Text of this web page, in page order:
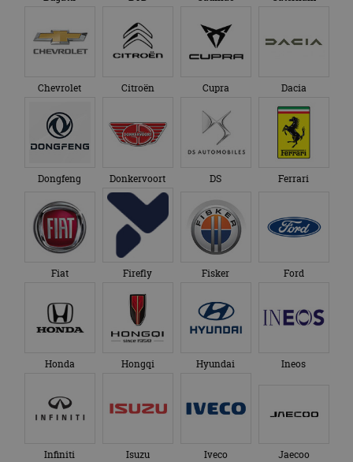
Chevrolet Citroën Cupra Dacia
Dongfeng Donkervoort DS Ferrari
Fiat Firefly Fisker Ford
Honda Hongqi Hyundai Ineos
Infiniti Isuzu Iveco Jaecoo